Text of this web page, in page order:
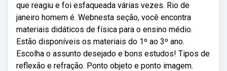
que reagiu e foi esfaqueada várias vezes. Rio de
janeiro homem é. Webnesta seção, você encontra
materiais didáticos de física para o ensino médio.
Estão disponíveis os materiais do 1º ao 3º ano.
Escolha o assunto desejado e bons estudos! Tipos de
reflexão e refração. Ponto objeto e ponto imagem.